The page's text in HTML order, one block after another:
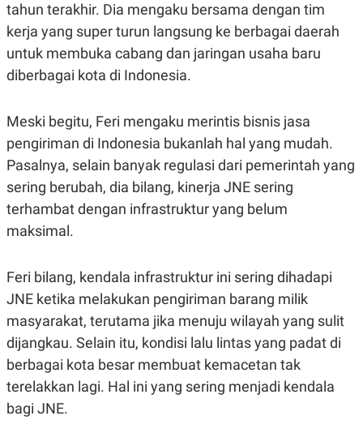
tahun terakhir. Dia mengaku bersama dengan tim
kerja yang super turun langsung ke berbagai daerah
untuk membuka cabang dan jaringan usaha baru
diberbagai kota di Indonesia.
Meski begitu, Feri mengaku merintis bisnis jasa
pengiriman di Indonesia bukanlah hal yang mudah.
Pasalnya, selain banyak regulasi dari pemerintah yang
sering berubah, dia bilang, kinerja JNE sering
terhambat dengan infrastruktur yang belum
maksimal.
Feri bilang, kendala infrastruktur ini sering dihadapi
JNE ketika melakukan pengiriman barang milik
masyarakat, terutama jika menuju wilayah yang sulit
dijangkau. Selain itu, kondisi lalu lintas yang padat di
berbagai kota besar membuat kemacetan tak
terelakkan lagi. Hal ini yang sering menjadi kendala
bagi JNE.